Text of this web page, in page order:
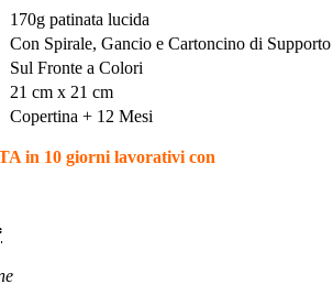
170g patinata lucida
Con Spirale, Gancio e Cartoncino di Supporto
Sul Fronte a Colori
21 cm x 21 cm
Copertina + 12 Mesi
in 10 giorni lavorativi con